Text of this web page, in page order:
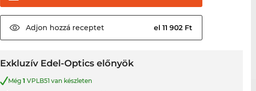
Adjon hozzá receptet el 11 902 Ft
Exkluzív Edel-Optics előnyök
Még1 VPLB51 van készleten